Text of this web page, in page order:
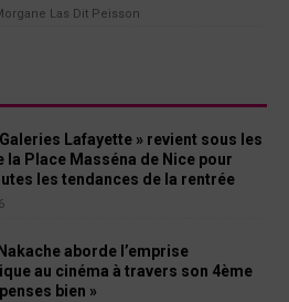
Las Dit Peisson
Galeries Lafayette » revient sous les
la Place Masséna de Nice pour
les tendances de la rentrée
aborde l’emprise
au cinéma à travers son 4ème
bien »